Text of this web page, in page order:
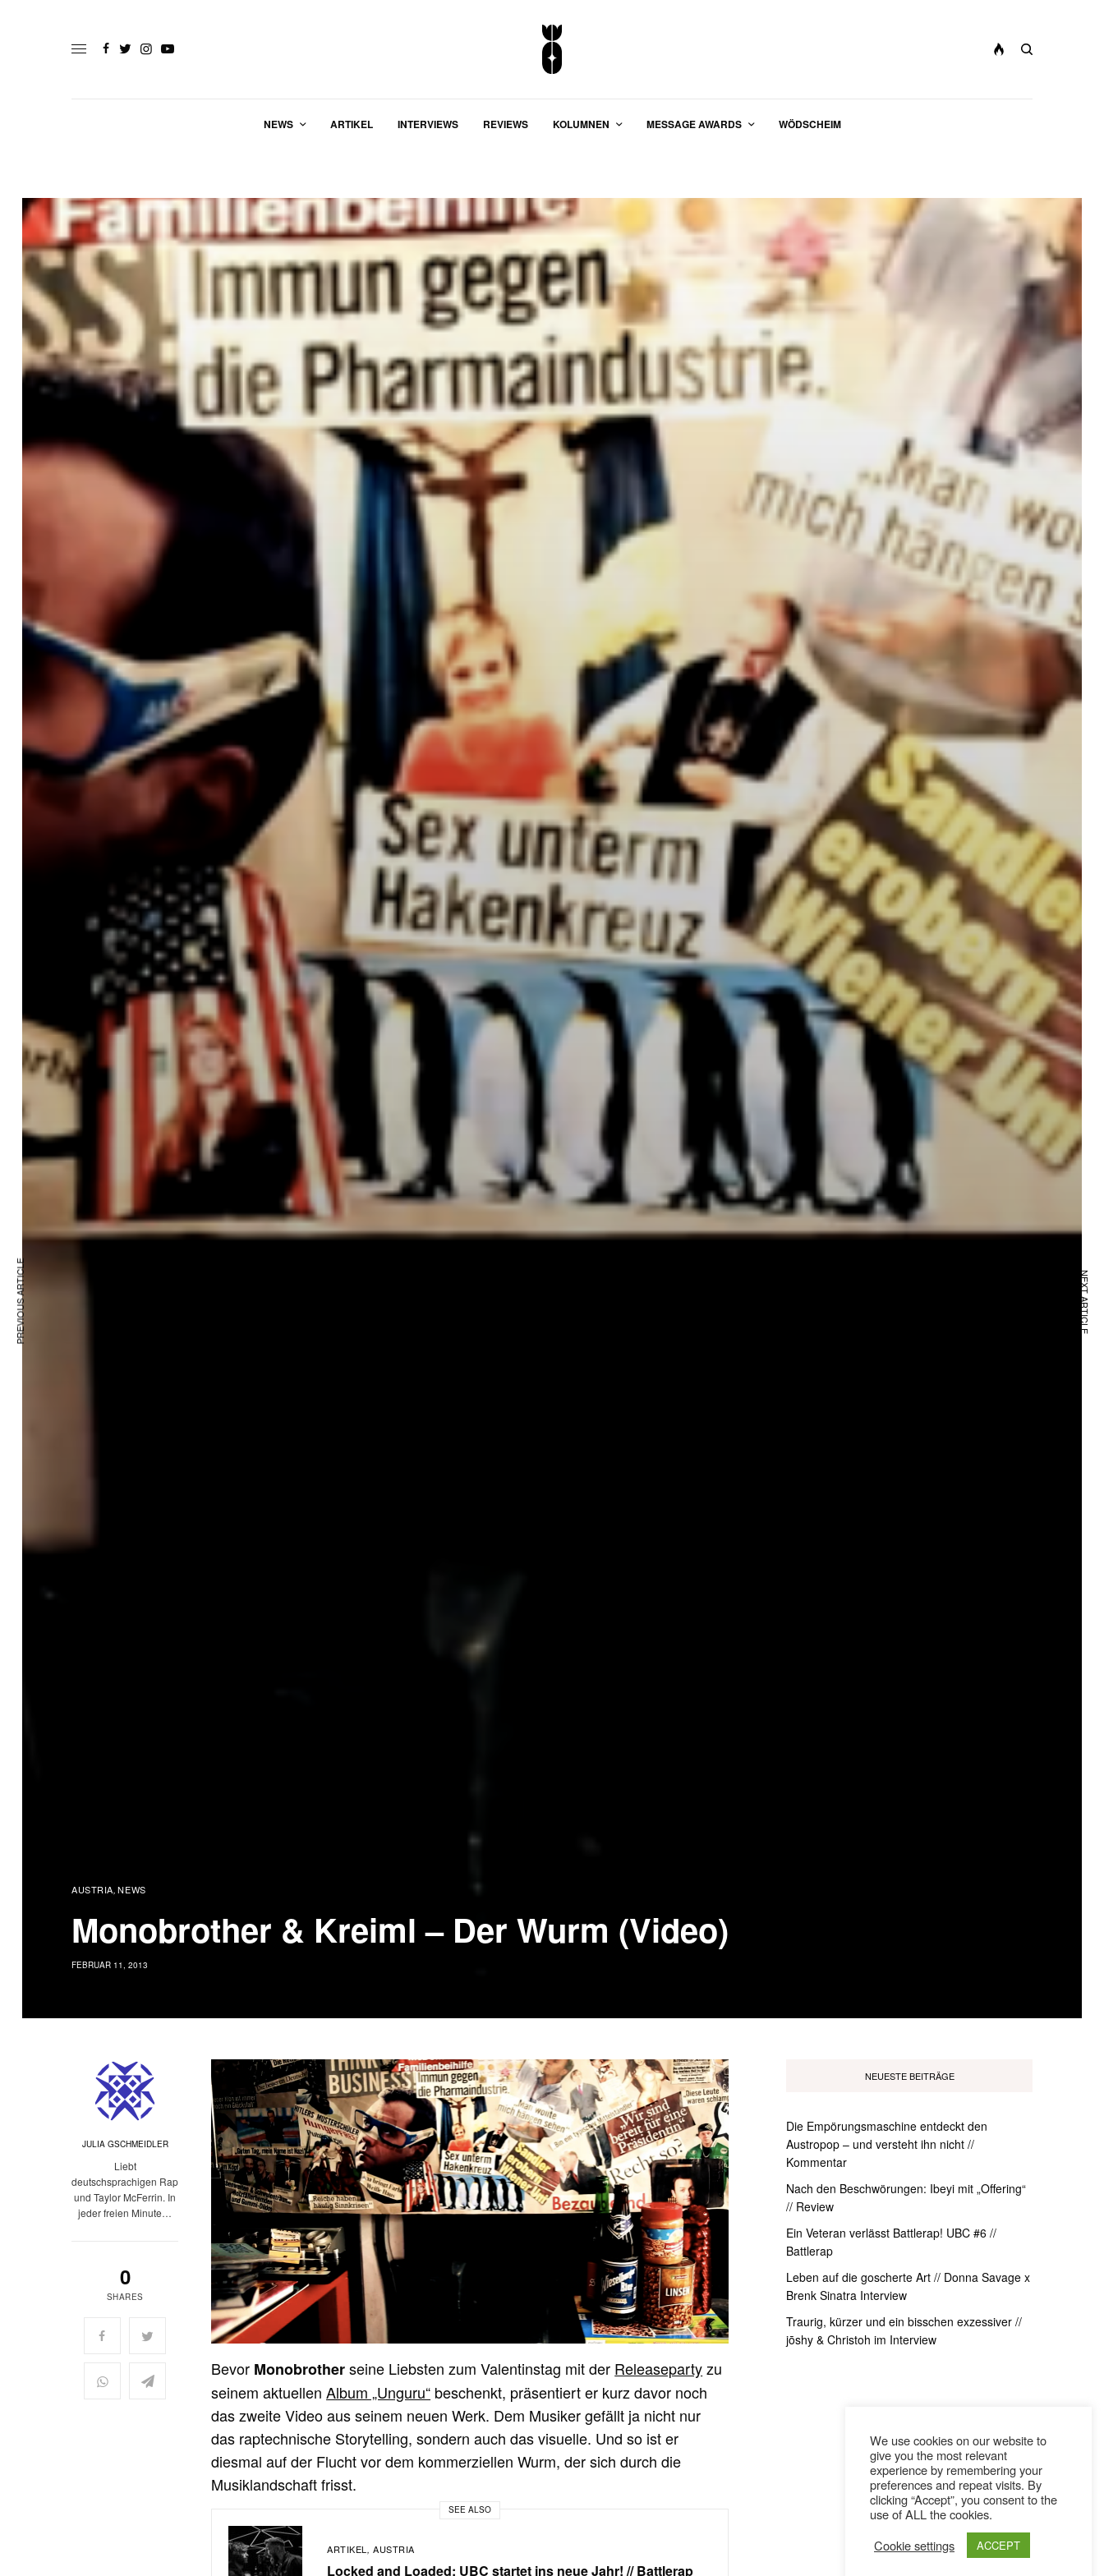
NEWS ARTIKEL INTERVIEWS REVIEWS KOLUMNEN MESSAGE AWARDS WÖDSCHEIM
AUSTRIA, NEWS
Monobrother & Kreiml – Der Wurm (Video)
FEBRUAR 11, 2013
JULIA GSCHMEIDLER
Liebt
deutschsprachigen Rap
und Taylor McFerrin. In
jeder freien Minute…
0
SHARES
Bevor Monobrotherseine Liebsten zum Valentinstag mit der Releasepartyzu
seinem aktuellenAlbum „Unguru“ beschenkt, präsentiert er kurz davor noch
das zweite Video aus seinem neuen Werk. Dem Musiker gefällt ja nicht nur
das raptechnische Storytelling, sondern auch das visuelle. Und so ist er
diesmal auf der Flucht vor dem kommerziellen Wurm, der sich durch die
Musiklandschaft frisst.
SEE ALSO
ARTIKEL , AUSTRIA
Locked and Loaded: UBC startet ins neue Jahr! // Battlerap
NEUESTE BEITRÄGE
Die Empörungsmaschine entdeckt den
Austropop – und versteht ihn nicht //
Kommentar
Nach den Beschwörungen: Ibeyi mit „Offering“
// Review
Ein Veteran verlässt Battlerap! UBC #6 //
Battlerap
Leben auf die goscherte Art // Donna Savage x
Brenk Sinatra Interview
Traurig, kürzer und ein bisschen exzessiver //
jōshy & Christoh im Interview
PREVIOUS ARTICLE NEXT ARTICLE
We use cookies on our website to
give you the most relevant
experience by remembering your
preferences and repeat visits. By
clicking “Accept”, you consent to the
use of ALL the cookies.
Cookie settings
ACCEPT